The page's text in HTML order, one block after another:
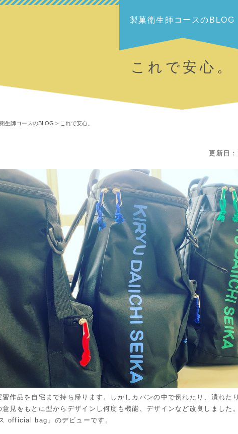
製菓衛生師コースのBLOG
これで安心。
生師コースのBLOG > これで安心。
更新日
作品を自宅まで持ち帰ります。しかしカバンの中で倒れたり、潰れた
見をもとに型からデザインし何度も機能、デザインなど改良しました
official bag」のデビューです。